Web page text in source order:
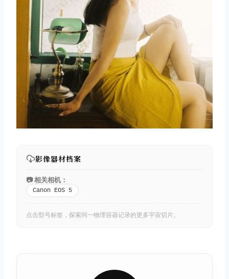
影像器材档案
📷 相关相机：
Canon EOS 5
点击型号标签，探索同一物理容器记录的更多宇宙切片。